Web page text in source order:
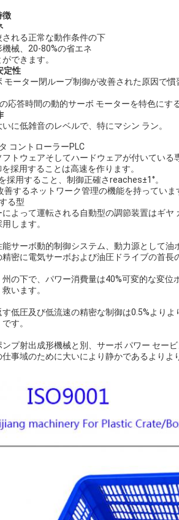
徴
れる正常な動作条件の下
械、20-80%の省エネ
できます。
定性
モーター閉ループ制御が改善された原因で慣
応答時間の動的サーボ モーターを特色にす
に低雑音のレベルで、特にマシン ラン。
コントローラーPLC
トウェアそしてハードウェアが付いている
採用することは高速を作ります。
採用すること、制御正確さreaches±1°。
するネットワーク管理の機能を持っていま
る型
によって運転される自動型の調節装置はギ
します。
サーボ動的制御システム、動力源として
密に電気サーボおよび油圧ドライブの首長
の下で、パワー消費量は40%可変的な変
います。
低圧及び低流速の精密な制御は0.5%より
す。
プ射出成形機械と別、サーボ パワー セー
事域のために大いにより静かであるよりよ